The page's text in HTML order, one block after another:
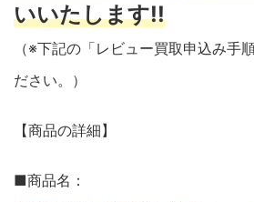
いいたします!!
（※下記の「レビュー買取申込み手
ださい。）
【商品の詳細】
■商品名：